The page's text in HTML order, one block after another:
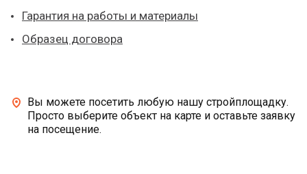
Гарантия на работы и материалы
Образец договора
Вы можете посетить любую нашу стройплощадку.
Просто выберите объект на карте и оставьте заявку
на посещение.